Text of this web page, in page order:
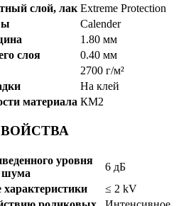
слой, лак Extreme Protection
Calender
1.80 мм
слоя
0.40 мм
2700 г/м²
На клей
материала КМ2
уровня
шума
6 дБ
характеристики
≤ 2 kV